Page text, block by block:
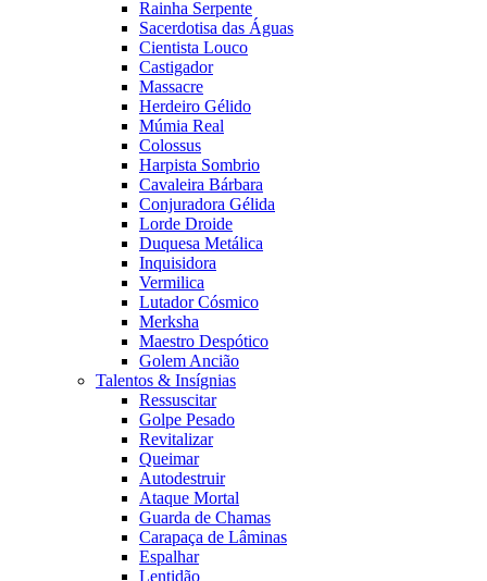
Rainha Serpente
Sacerdotisa das Águas
Cientista Louco
Castigador
Massacre
Herdeiro Gélido
Múmia Real
Colossus
Harpista Sombrio
Cavaleira Bárbara
Conjuradora Gélida
Lorde Droide
Duquesa Metálica
Inquisidora
Vermilica
Lutador Cósmico
Merksha
Maestro Despótico
Golem Ancião
Talentos & Insígnias
Ressuscitar
Golpe Pesado
Revitalizar
Queimar
Autodestruir
Ataque Mortal
Guarda de Chamas
Carapaça de Lâminas
Espalhar
Lentidão